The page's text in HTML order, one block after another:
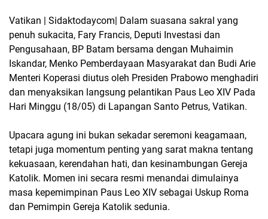
Vatikan | Sidaktodaycom| Dalam suasana sakral yang
penuh sukacita, Fary Francis, Deputi Investasi dan
Pengusahaan, BP Batam bersama dengan Muhaimin
Iskandar, Menko Pemberdayaan Masyarakat dan Budi Arie
Menteri Koperasi diutus oleh Presiden Prabowo menghadiri
dan menyaksikan langsung pelantikan Paus Leo XIV Pada
Hari Minggu (18/05) di Lapangan Santo Petrus, Vatikan.
Upacara agung ini bukan sekadar seremoni keagamaan,
tetapi juga momentum penting yang sarat makna tentang
kekuasaan, kerendahan hati, dan kesinambungan Gereja
Katolik. Momen ini secara resmi menandai dimulainya
masa kepemimpinan Paus Leo XIV sebagai Uskup Roma
dan Pemimpin Gereja Katolik sedunia.